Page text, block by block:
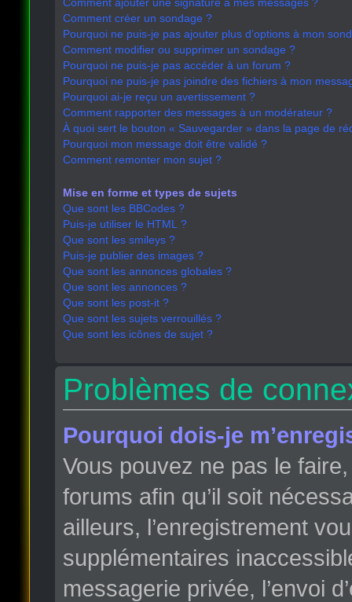
Comment créer un sondage ?
Pourquoi ne puis-je pas ajouter plus d’options à mon
Comment modifier ou supprimer un sondage ?
Pourquoi ne puis-je pas accéder à un forum ?
Pourquoi ne puis-je pas joindre des fichiers à mon
Pourquoi ai-je reçu un avertissement ?
Comment rapporter des messages à un modérateur ?
À quoi sert le bouton « Sauvegarder » dans la page de
Pourquoi mon message doit être validé ?
Comment remonter mon sujet ?
Mise en forme et types de sujets
Que sont les BBCodes ?
Puis-je utiliser le HTML ?
Que sont les smileys ?
Puis-je publier des images ?
Que sont les annonces globales ?
Que sont les annonces ?
Que sont les post-it ?
Que sont les sujets verrouillés ?
Que sont les icônes de sujet ?
Problèmes de
Pourquoi dois-je
Vous pouvez ne pas le
forums afin qu’il soit
ailleurs, l’enregistrement
supplémentaires
messagerie privée, l’envoi